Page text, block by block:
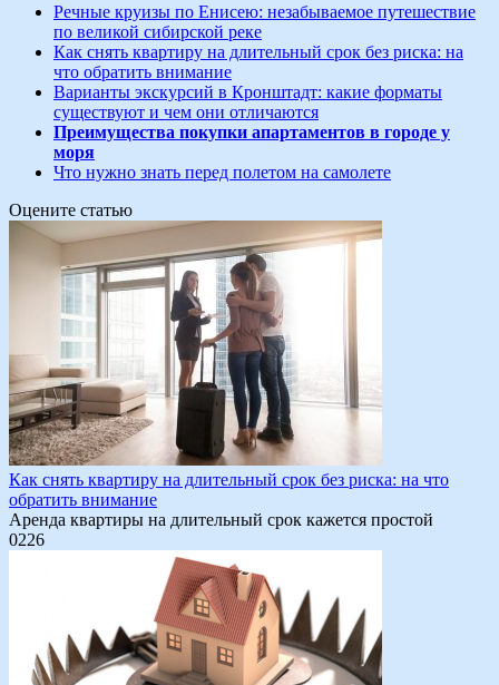
Речные круизы по Енисею: незабываемое путешествие
по великой сибирской реке
Как снять квартиру на длительный срок без риска: на
что обратить внимание
Варианты экскурсий в Кронштадт: какие форматы
существуют и чем они отличаются
Преимущества покупки апартаментов в городе у
моря
Что нужно знать перед полетом на самолете
Оцените статью
Как снять квартиру на длительный срок без риска: на что
обратить внимание
Аренда квартиры на длительный срок кажется простой
0226